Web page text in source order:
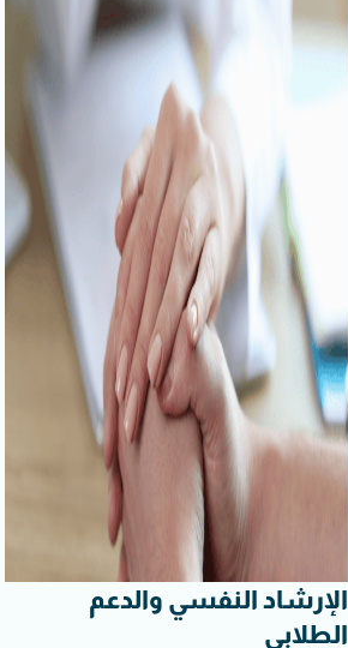
الإرشاد النفسي والدعم
الطلابي